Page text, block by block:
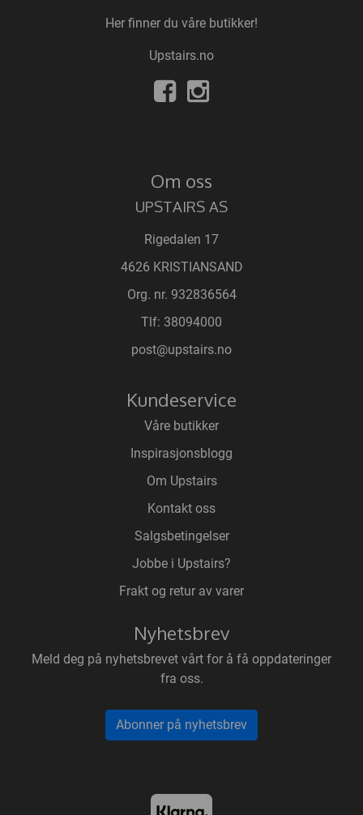
Her finner du våre butikker!
Upstairs.no
Om oss
UPSTAIRS AS
Rigedalen 17
4626 KRISTIANSAND
Org. nr. 932836564
Tlf: 38094000
post@upstairs.no
Kundeservice
Våre butikker
Inspirasjonsblogg
Om Upstairs
Kontakt oss
Salgsbetingelser
Jobbe i Upstairs?
Frakt og retur av varer
Nyhetsbrev
Meld deg på nyhetsbrevet vårt for å få oppdateringer
fra oss.
Abonner på nyhetsbrev